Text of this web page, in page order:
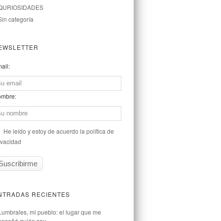
categoría
He leído y estoy de acuerdo la política de
RECIENTES
mi pueblo: el lugar que me